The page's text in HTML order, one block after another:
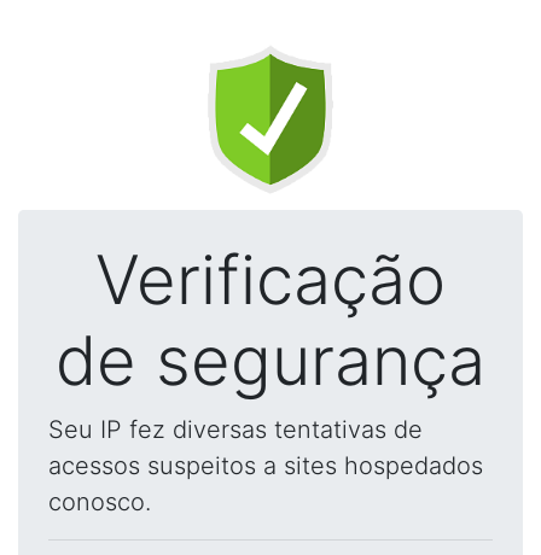
Verificação
de segurança
Seu IP fez diversas tentativas de
acessos suspeitos a sites hospedados
conosco.